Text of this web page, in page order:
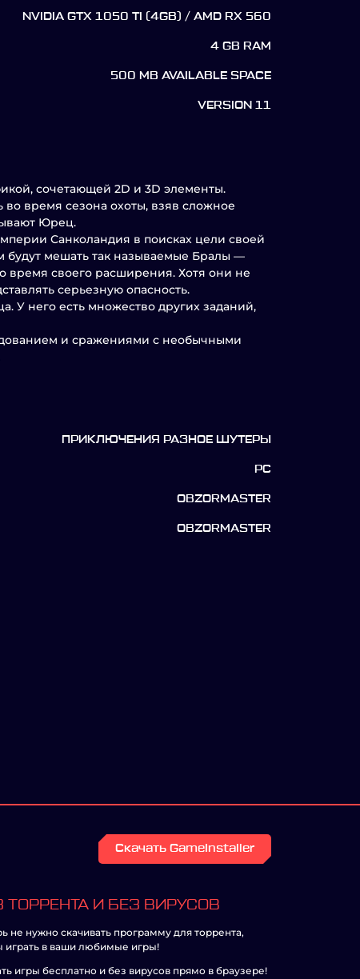
NVIDIA GTX 1050 TI (4GB) / AMD RX 560
4 GB RAM
500 MB AVAILABLE SPACE
VERSION 11
сочетающей 2D и 3D элементы.
время сезона охоты, взяв сложное
Юрец.
Санколандия в поисках цели своей
будут мешать так называемые Бралы —
время своего расширения. Хотя они не
серьезную опасность.
У него есть множество других заданий,
и сражениями с необычными
ПРИКЛЮЧЕНИЯ РАЗНОЕ ШУТЕРЫ
PC
OBZORMASTER
OBZORMASTER
Скачать GameInstaller
ТОРРЕНТА И БЕЗ ВИРУСОВ
не нужно скачивать программу для торрента,
играть в ваши любимые игры!
игры бесплатно и без вирусов прямо в браузере!